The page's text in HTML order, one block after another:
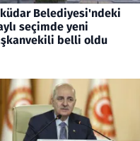
Belediyesi'ndeki
seçimde yeni
belli oldu